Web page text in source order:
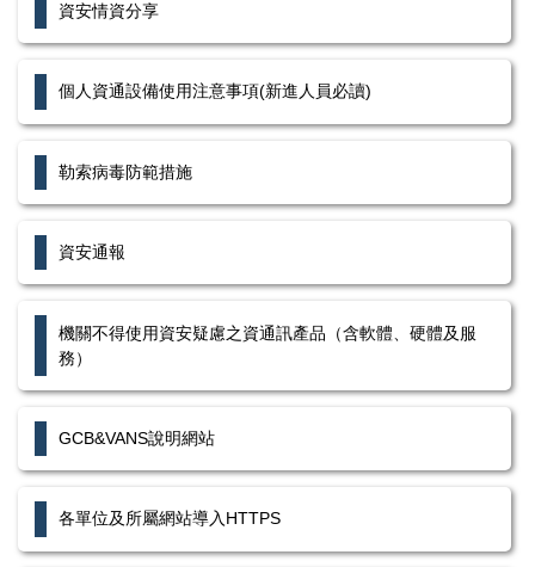
資安情資分享
個人資通設備使用注意事項(新進人員必讀)
勒索病毒防範措施
資安通報
機關不得使用資安疑慮之資通訊產品（含軟體、硬體及服
務）
GCB&VANS說明網站
各單位及所屬網站導入HTTPS